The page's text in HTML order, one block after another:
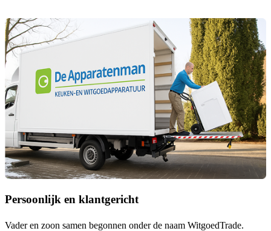
Persoonlijk en klantgericht
Vader en zoon samen begonnen onder de naam WitgoedTrade.